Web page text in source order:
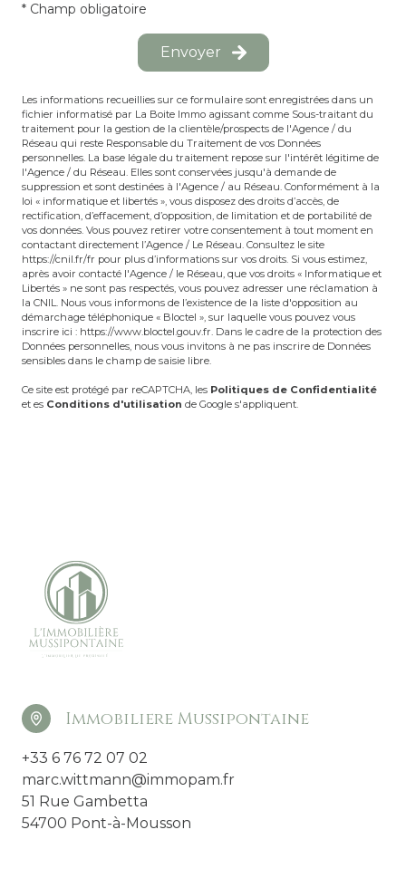
* Champ obligatoire
Envoyer
Les informations recueillies sur ce formulaire sont enregistrées dans un
fichier informatisé par La Boite Immo agissant comme Sous-traitant du
traitement pour la gestion de la clientèle/prospects de l'Agence / du
Réseau qui reste Responsable du Traitement de vos Données
personnelles. La base légale du traitement repose sur l'intérêt légitime de
l'Agence / du Réseau. Elles sont conservées jusqu'à demande de
suppression et sont destinées à l'Agence / au Réseau. Conformément à la
loi « informatique et libertés », vous disposez des droits d’accès, de
rectification, d’effacement, d’opposition, de limitation et de portabilité de
vos données. Vous pouvez retirer votre consentement à tout moment en
contactant directement l’Agence / Le Réseau. Consultez le site
https://cnil.fr/fr pour plus d’informations sur vos droits. Si vous estimez,
après avoir contacté l'Agence / le Réseau, que vos droits « Informatique et
Libertés » ne sont pas respectés, vous pouvez adresser une réclamation à
la CNIL. Nous vous informons de l’existence de la liste d'opposition au
démarchage téléphonique « Bloctel », sur laquelle vous pouvez vous
inscrire ici : https://www.bloctel.gouv.fr. Dans le cadre de la protection des
Données personnelles, nous vous invitons à ne pas inscrire de Données
sensibles dans le champ de saisie libre.
Ce site est protégé par reCAPTCHA, les Politiques de Confidentialité
et es Conditions d'utilisation de Google s'appliquent.
Immobiliere Mussipontaine
+33 6 76 72 07 02
marc.wittmann@immopam.fr
51 Rue Gambetta
54700 Pont-à-Mousson